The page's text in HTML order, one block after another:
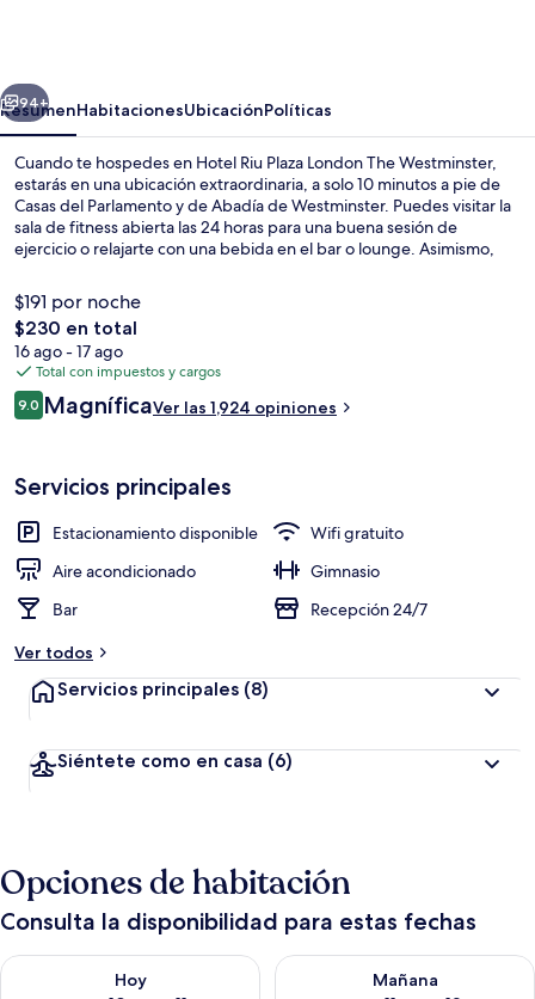
The
Westminster
Siguiente
94+
ResumenHabitacionesUbicaciónPolíticas
Cuando te hospedes en Hotel Riu Plaza London The Westminster,
estarás en una ubicación extraordinaria, a solo 10 minutos a pie de
Casas del Parlamento y de Abadía de Westminster. Puedes visitar la
sala de fitness abierta las 24 horas para una buena sesión de
ejercicio o relajarte con una bebida en el bar o lounge. Asimismo,
pie. A otros visitantes les gusta la propiedad por sus atractivos
turísticos, y porque está a una corta distancia a pie de algunas
opciones de transporte público: Estación de metro Pimlico está a 10
minutos y Estación de metro Westminster está a 13 minutos.
$191 por noche
El
precio
total
es
de
$230 en total
16 ago - 17 ago
Total con impuestos y cargos
Opiniones
9.09.0 de 10,
MagníficaVer las 1,924 opiniones
Servicios principales
Estacionamiento disponible
Wifi gratuito
Aire acondicionado
Gimnasio
Bar
Recepción 24/7
Ver todos
Servicios principales (8)
Siéntete como en casa (6)
Opciones de habitación
Consulta la disponibilidad para estas fechas
Hoy
Consulta la disponibilidad para hoy ago 10 - ago 11
Mañana
Consulta la disponibilidad